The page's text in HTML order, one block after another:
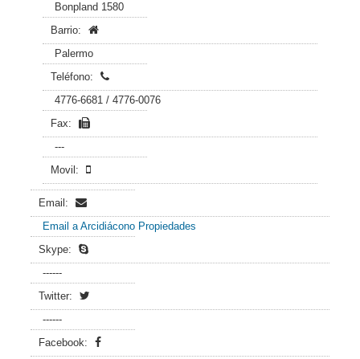
Bonpland 1580
Barrio:
Palermo
Teléfono:
4776-6681 / 4776-0076
Fax:
---
Movil:
Email:
Email a Arcidiácono Propiedades
Skype:
------
Twitter:
------
Facebook: